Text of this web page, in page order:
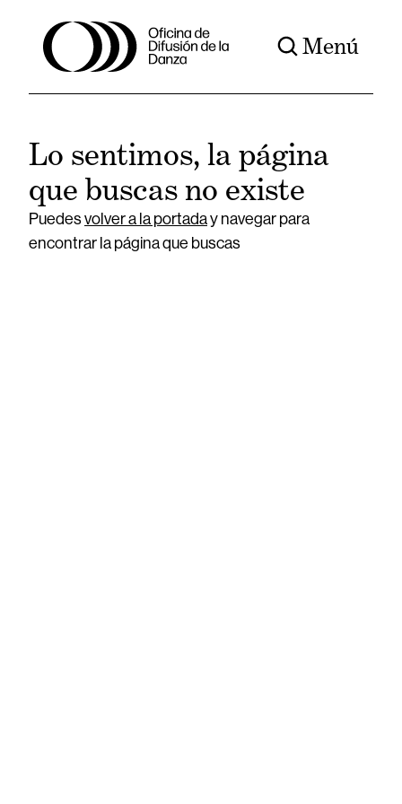
Menú
Lo sentimos, la página
que buscas no existe
Puedesvolver a la portaday navegar para
encontrar la página que buscas